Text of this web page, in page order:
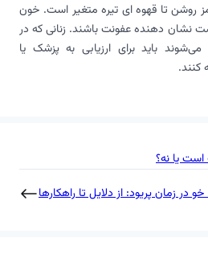
روشن تا قهوه ای تیره متغیر است. خون
نشان دهنده عفونت باشند. زنانی که در
می‌شوند باید برای ارزیابی به پزشک یا
کنند.
یا نه؟
در زمان پریود: از دلایل تا راهکارها